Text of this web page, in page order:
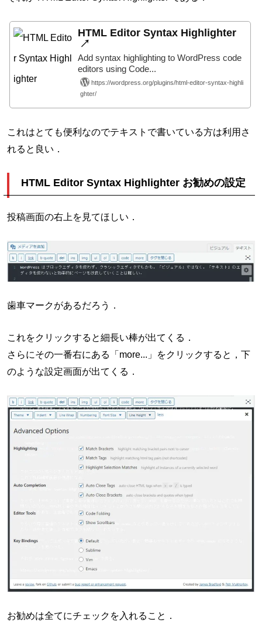
HTML Editor Syntax Highlighter
Add syntax highlighting to WordPress code
editors using Code...
https://wordpress.org/plugins/html-editor-syntax-highli
ghter/
これはとても便利なのでテキストで書いている方は利用さ
れると良い．
HTML Editor Syntax Highlighter お勧めの設定
投稿画面の右上を見てほしい．
歯車マークがあるだろう．
これをクリックすると細長い棒が出てくる．
さらにその一番右にある「more...」をクリックすると，下
のような設定画面が出てくる．
お勧めは全てにチェックを入れること．